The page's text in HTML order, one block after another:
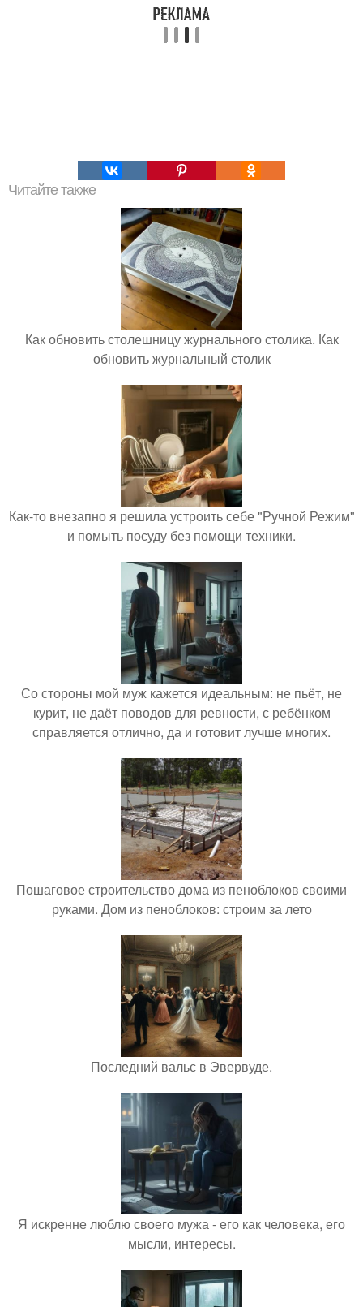
Читайте также
Как обновить столешницу журнального столика. Как
обновить журнальный столик
Как-то внезапно я решила устроить себе "Ручной Режим"
и помыть посуду без помощи техники.
Со стороны мой муж кажется идеальным: не пьёт, не
курит, не даёт поводов для ревности, с ребёнком
справляется отлично, да и готовит лучше многих.
Пошаговое строительство дома из пеноблоков своими
руками. Дом из пеноблоков: строим за лето
Последний вальс в Эвервуде.
Я искренне люблю своего мужа - его как человека, его
мысли, интересы.